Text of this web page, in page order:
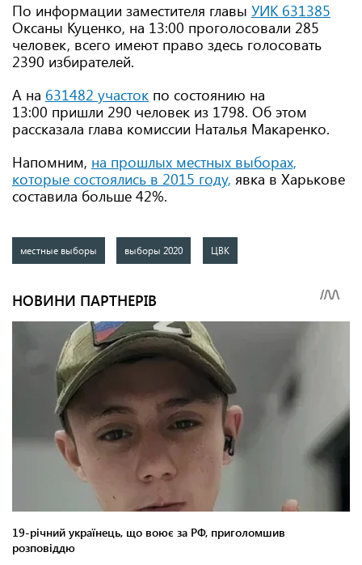
По информации заместителя главы УИК 631385
Оксаны Куценко, на 13:00 проголосовали 285
человек, всего имеют право здесь голосовать
2390 избирателей.
А на 631482 участок по состоянию на
13:00 пришли 290 человек из 1798. Об этом
рассказала глава комиссии Наталья Макаренко.
Напомним, на прошлых местных выборах,
которые состоялись в 2015 году, явка в Харькове
составила больше 42%.
местные выборы выборы 2020 ЦВК